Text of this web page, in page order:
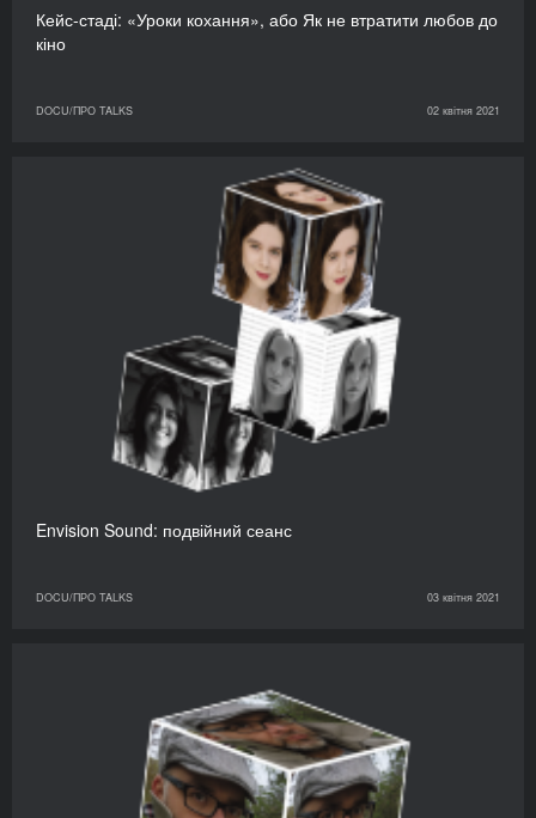
Кейс-стаді: «Уроки кохання», або Як не втратити любов до
кіно
DOCU/ПРО TALKS 02 квітня 2021
Envision Sound: подвійний сеанс
DOCU/ПРО TALKS 03 квітня 2021